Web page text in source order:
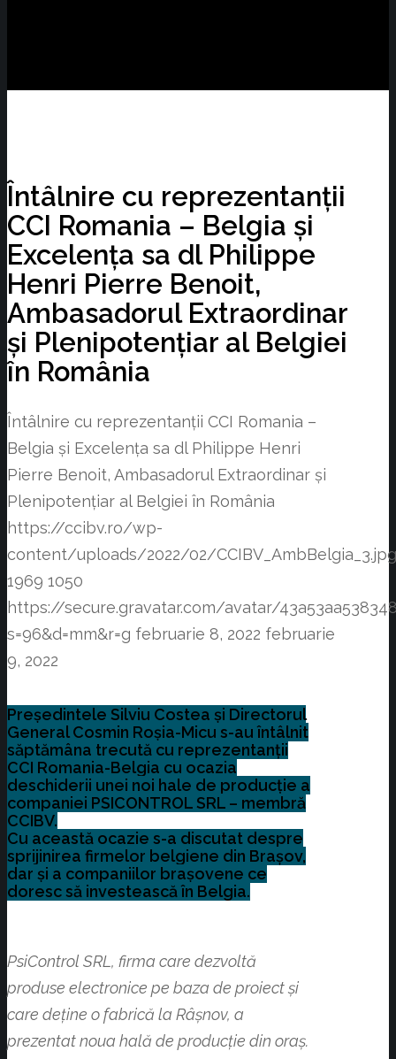
Întâlnire cu reprezentanții
CCI Romania – Belgia și
Excelența sa dl Philippe
Henri Pierre Benoit,
Ambasadorul Extraordinar
și Plenipotențiar al Belgiei
în România
Întâlnire cu reprezentanții CCI Romania –
Belgia și Excelența sa dl Philippe Henri
Pierre Benoit, Ambasadorul Extraordinar și
Plenipotențiar al Belgiei în România
https://ccibv.ro/wp-
content/uploads/2022/02/CCIBV_AmbBelgia_3.jpg
1969 1050
https://secure.gravatar.com/avatar/
s=96&d=mm&r=g februarie 8, 2022 februarie
9, 2022
Președintele Silviu Costea și Directorul
General Cosmin Roșia-Micu s-au întâlnit
săptămâna trecută cu reprezentanții
CCI Romania-Belgia cu ocazia
deschiderii unei noi hale de producție a
companiei PSICONTROL SRL – membră
CCIBV.
Cu această ocazie s-a discutat despre
sprijinirea firmelor belgiene din Brașov,
dar și a companiilor brașovene ce
doresc să investească în Belgia.
PsiControl SRL, firma care dezvoltă
produse electronice pe baza de proiect și
care deține o fabrică la Râșnov, a
prezentat noua hală de producție din oraș.